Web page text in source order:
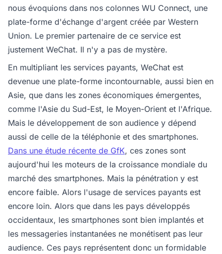
nous évoquions dans nos colonnes WU Connect, une
plate-forme d'échange d'argent créée par Western
Union. Le premier partenaire de ce service est
justement WeChat. Il n'y a pas de mystère.
En multipliant les services payants, WeChat est
devenue une plate-forme incontournable, aussi bien en
Asie, que dans les zones économiques émergentes,
comme l'Asie du Sud-Est, le Moyen-Orient et l'Afrique.
Mais le développement de son audience y dépend
aussi de celle de la téléphonie et des smartphones.
Dans une étude récente de GfK, ces zones sont
aujourd'hui les moteurs de la croissance mondiale du
marché des smartphones. Mais la pénétration y est
encore faible. Alors l'usage de services payants est
encore loin. Alors que dans les pays développés
occidentaux, les smartphones sont bien implantés et
les messageries instantanées ne monétisent pas leur
audience. Ces pays représentent donc un formidable